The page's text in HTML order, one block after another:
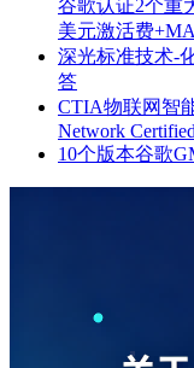
谷歌认证2个重
美元激活费
深光标准技术-
答
CTIA物联网智
Network
10个版本谷歌